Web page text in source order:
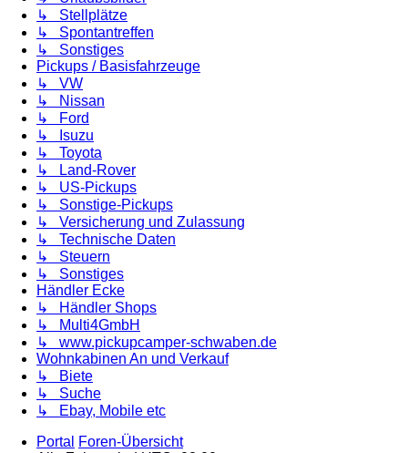
↳ Stellplätze
↳ Spontantreffen
↳ Sonstiges
Pickups / Basisfahrzeuge
↳ VW
↳ Nissan
↳ Ford
↳ Isuzu
↳ Toyota
↳ Land-Rover
↳ US-Pickups
↳ Sonstige-Pickups
↳ Versicherung und Zulassung
↳ Technische Daten
↳ Steuern
↳ Sonstiges
Händler Ecke
↳ Händler Shops
↳ Multi4GmbH
↳ www.pickupcamper-schwaben.de
Wohnkabinen An und Verkauf
↳ Biete
↳ Suche
↳ Ebay, Mobile etc
Portal
Foren-Übersicht